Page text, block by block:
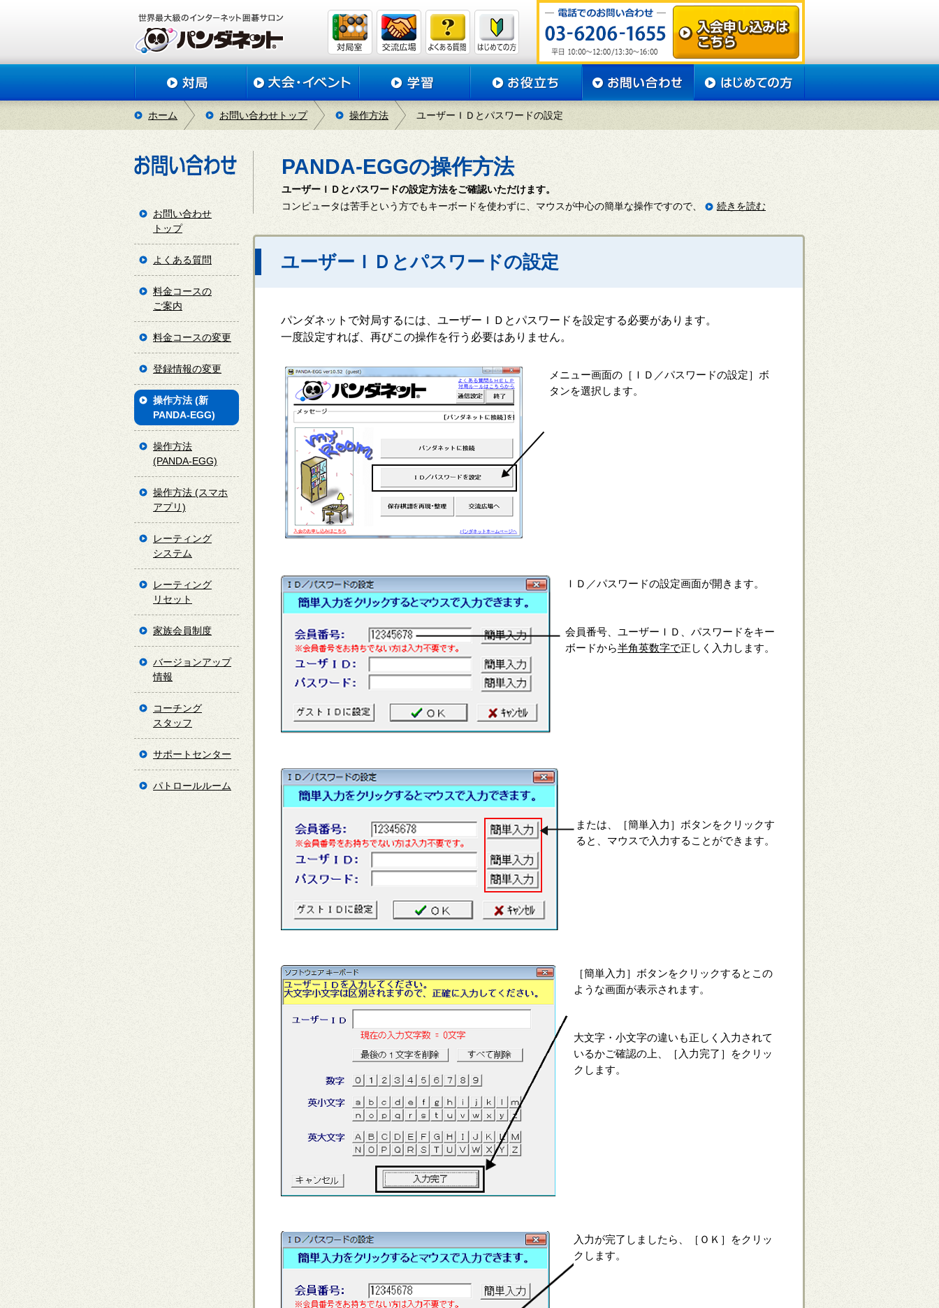
ホーム お問い合わせトップ 操作方法 ユーザーＩＤとパスワードの設定
PANDA-EGGの操作方法
ユーザーＩＤとパスワードの設定方法をご確認いただけます。
コンピュータは苦手という方でもキーボードを使わずに、マウスが中心の簡単な操作ですので、
続きを読む
ユーザーＩＤとパスワードの設定
パンダネットで対局するには、ユーザーＩＤとパスワードを設定する必要があります。
一度設定すれば、再びこの操作を行う必要はありません。
メニュー画面の［ＩＤ／パスワードの設定］ボ
タンを選択します。
ＩＤ／パスワードの設定画面が開きます。
会員番号、ユーザーＩＤ、パスワードをキー
ボードから半角英数字で正しく入力します。
または、［簡単入力］ボタンをクリックす
ると、マウスで入力することができます。
［簡単入力］ボタンをクリックするとこの
ような画面が表示されます。
大文字・小文字の違いも正しく入力されて
いるかご確認の上、［入力完了］をクリッ
クします。
入力が完了しましたら、［ＯＫ］をクリッ
クします。
お問い合わせ
トップ
よくある質問
料金コースの
ご案内
料金コースの変更
登録情報の変更
操作方法 (新
PANDA-EGG)
操作方法
(PANDA-EGG)
操作方法 (スマホ
アプリ)
レーティング
システム
レーティング
リセット
家族会員制度
バージョンアップ
情報
コーチング
スタッフ
サポートセンター
パトロールルーム